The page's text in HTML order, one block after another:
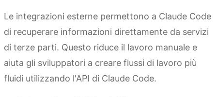
Le integrazioni esterne permettono a Claude Code
di recuperare informazioni direttamente da servizi
di terze parti. Questo riduce il lavoro manuale e
aiuta gli sviluppatori a creare flussi di lavoro più
fluidi utilizzando l'API di Claude Code.